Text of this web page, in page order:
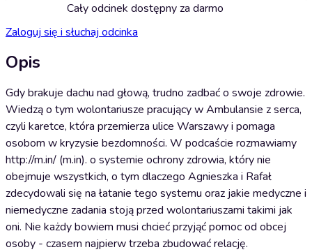
Cały odcinek dostępny za darmo
Zaloguj się i słuchaj odcinka
Opis
Gdy brakuje dachu nad głową, trudno zadbać o swoje zdrowie.
Wiedzą o tym wolontariusze pracujący w Ambulansie z serca,
czyli karetce, która przemierza ulice Warszawy i pomaga
osobom w kryzysie bezdomności. W podcaście rozmawiamy
http://m.in/ (m.in). o systemie ochrony zdrowia, który nie
obejmuje wszystkich, o tym dlaczego Agnieszka i Rafał
zdecydowali się na łatanie tego systemu oraz jakie medyczne i
niemedyczne zadania stoją przed wolontariuszami takimi jak
oni. Nie każdy bowiem musi chcieć przyjąć pomoc od obcej
osoby - czasem najpierw trzeba zbudować relację.